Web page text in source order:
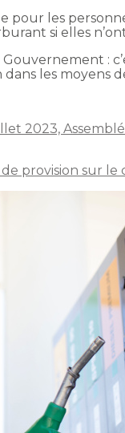
les
si elles
:
les moyens
2023,
provision sur le